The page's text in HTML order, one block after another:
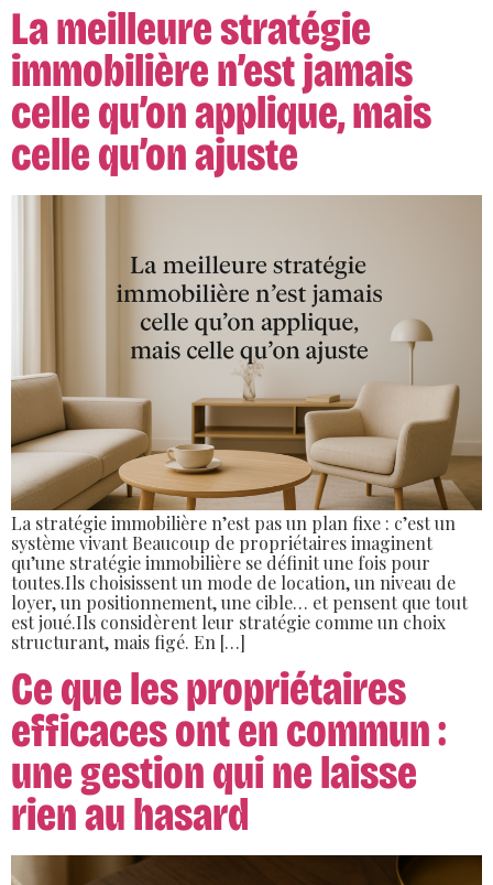
La meilleure stratégie
immobilière n’est jamais
celle qu’on applique, mais
celle qu’on ajuste
La stratégie immobilière n’est pas un plan fixe : c’est un
système vivant Beaucoup de propriétaires imaginent
qu’une stratégie immobilière se définit une fois pour
toutes.Ils choisissent un mode de location, un niveau de
loyer, un positionnement, une cible… et pensent que tout
est joué.Ils considèrent leur stratégie comme un choix
structurant, mais figé. En […]
Ce que les propriétaires
efficaces ont en commun :
une gestion qui ne laisse
rien au hasard